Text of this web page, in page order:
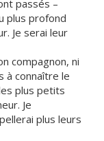
passés –
plus profond
Je serai leur
compagnon, ni
à connaître le
plus petits
Je
plus leurs